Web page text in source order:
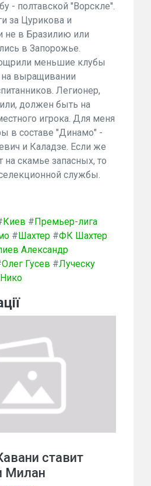
- полтавской "Ворскле".
за Цурикова и
не в Бразилию или
в Запорожье.
меньшие клубы
на выращивании
Легионер,
должен быть на
игрока. Для меня
в составе "Динамо" -
и Каладзе. Если же
на скамье запасных, то
службы.
Киев #Премьер-лига
#Шахтер #ФК Шахтер
Александр
Олег Гусев #Луческу
ставит
Милан